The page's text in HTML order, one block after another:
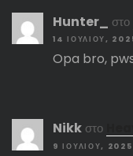
Hunter_ στο
14 ΙΟΥΛΊΟΥ,
Opa bro,
Nikk στο
9 ΙΟΥΛΊΟΥ, 2025